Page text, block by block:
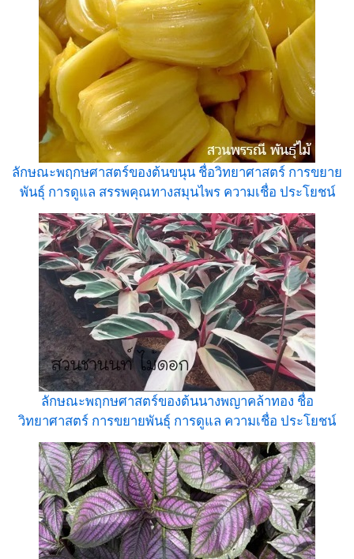
ลักษณะพฤกษศาสตร์ของต้นขนุน ชื่อวิทยาศาสตร์ การขยาย
พันธุ์ การดูแล สรรพคุณทางสมุนไพร ความเชื่อ ประโยชน์
ลักษณะพฤกษศาสตร์ของต้นนางพญาคล้าทอง ชื่อ
วิทยาศาสตร์ การขยายพันธุ์ การดูแล ความเชื่อ ประโยชน์